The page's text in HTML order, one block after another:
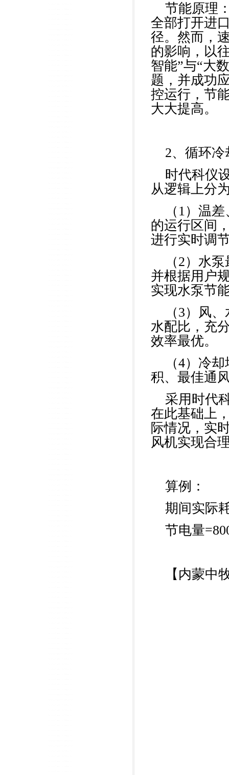
节能原理
全部打开进
径。然而，
的影响，以
智能”与“大
题，并成功
控运行，节
大大提高。
2、循环
时代科仪
从逻辑上分
（1）温
的运行区间
进行实时调
（2）水
并根据用户
实现水泵节
（3）风
水配比，充
效率最优。
（4）冷
积、最佳通
采用时代
在此基础上
际情况，实
风机实现合
算例：
期间实际
节电量
【 内蒙中